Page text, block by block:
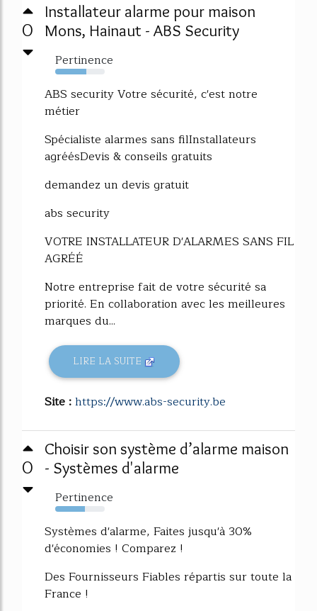
0
Installateur alarme pour maison
Mons, Hainaut - ABS Security
Pertinence
63%
ABS security Votre sécurité, c'est notre
métier
Spécialiste alarmes sans filInstallateurs
agréésDevis & conseils gratuits
demandez un devis gratuit
abs security
VOTRE INSTALLATEUR D'ALARMES SANS FIL
AGRÉÉ
Notre entreprise fait de votre sécurité sa
priorité. En collaboration avec les meilleures
marques du...
LIRE LA SUITE
Site :https://www.abs-security.be
0
Choisir son système d’alarme maison
- Systèmes d'alarme
Pertinence
60%
Systèmes d'alarme, Faites jusqu'à 30%
d'économies ! Comparez !
Des Fournisseurs Fiables répartis sur toute la
France !